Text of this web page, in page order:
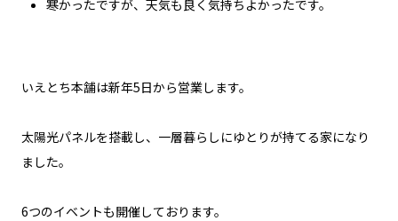
寒かったですが、天気も良く気持ちよかったです。
いえとち本舗は新年5日から営業します。
太陽光パネルを搭載し、一層暮らしにゆとりが持てる家になり
ました。
6つのイベントも開催しております。